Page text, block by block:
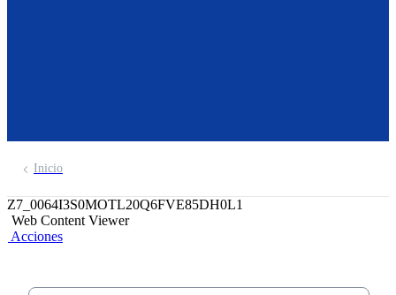
Inicio
Z7_0064I3S0MOTL20Q6FVE85DH0L1
Web Content Viewer
Acciones